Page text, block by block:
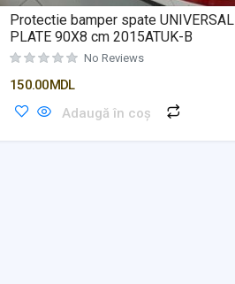
Protectie bamper spate UNIVERSAL
PLATE 90X8 cm 2015ATUK-B
No Reviews
150.00MDL
Adaugă în coș